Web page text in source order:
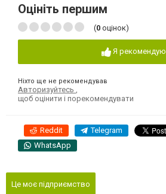
Оцініть першим
(0 оцінок)
Я рекомендую
Ніхто ще не рекомендував
Авторизуйтесь
щоб оцінити і порекомендувати
Reddit Telegram
WhatsApp
Це моє підприємство